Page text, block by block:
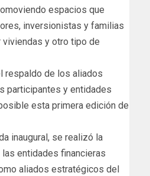
espacios que
inversionistas y familias
y otro tipo de
respaldo de los aliados
participantes y entidades
esta primera edición de
inaugural, se realizó la
entidades financieras
aliados estratégicos del